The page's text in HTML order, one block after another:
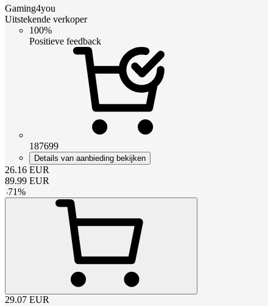
Gaming4you
Uitstekende verkoper
100%
Positieve feedback
187699
Details van aanbieding bekijken
26.16 EUR
89.99 EUR
-71%
29.07 EUR